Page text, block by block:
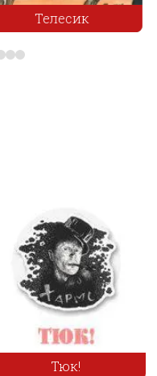
Царь старик и бояре
Каменный цветок